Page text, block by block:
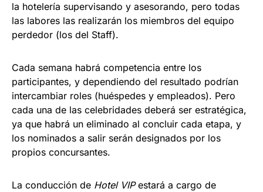
la hotelería supervisando y asesorando, pero todas
las labores las realizarán los miembros del equipo
perdedor (los del Staff).
Cada semana habrá competencia entre los
participantes, y dependiendo del resultado podrían
intercambiar roles (huéspedes y empleados). Pero
cada una de las celebridades deberá ser estratégica,
ya que habrá un eliminado al concluir cada etapa, y
los nominados a salir serán designados por los
propios concursantes.
La conducción de Hotel VIPestará a cargo de